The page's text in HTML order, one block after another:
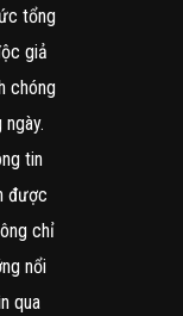
tổng
giả
chóng
tin
được
chỉ
nổi
qua